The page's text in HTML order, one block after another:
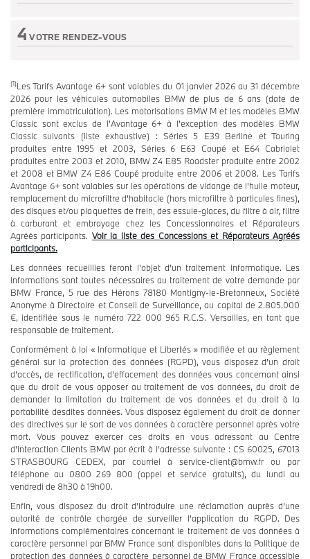
4 VOTRE RENDEZ-VOUS
(1)Les Tarifs Avantage 6+ sont valables du 01 janvier 2026 au 31 décembre
2026 pour les véhicules automobiles BMW de plus de 6 ans (date de
première immatriculation). Les motorisations BMW M et les modèles BMW
Classic sont exclus de l’Avantage 6+ à l’exception des modèles BMW
Classic suivants (liste exhaustive) : Séries 5 E39 Berline et Touring
produites entre 1995 et 2003, Séries 6 E63 Coupé et E64 Cabriolet
produites entre 2003 et 2010, BMW Z4 E85 Roadster produite entre 2002
et 2008 et BMW Z4 E86 Coupé produite entre 2006 et 2008. Les Tarifs
Avantage 6+ sont valables sur les opérations de vidange de l’huile moteur,
remplacement du microfiltre d’habitacle (hors microfiltre à particules fines),
des disques et/ou plaquettes de frein, des essuie-glaces, du filtre à air, filtre
à carburant et embrayage chez les Concessionnaires et Réparateurs
Agréés participants. Voir la liste des Concessions et Réparateurs Agréés
participants.
Les données recueillies feront l'objet d'un traitement informatique. Les
informations sont toutes nécessaires au traitement de votre demande par
BMW France, 5 rue des Hérons 78180 Montigny-le-Bretonneux, Société
Anonyme à Directoire et Conseil de Surveillance, au capital de 2.805.000
€, identifiée sous le numéro 722 000 965 R.C.S. Versailles, en tant que
responsable de traitement.
Conformément à loi « Informatique et Libertés » modifiée et au règlement
général sur la protection des données (RGPD), vous disposez d’un droit
d’accès, de rectification, d’effacement des données vous concernant ainsi
que du droit de vous opposer au traitement de vos données, du droit de
demander la limitation du traitement de vos données et du droit à la
portabilité desdites données. Vous disposez également du droit de donner
des directives sur le sort de vos données à caractère personnel après votre
mort. Vous pouvez exercer ces droits en vous adressant au Centre
d’Interaction Clients BMW par écrit à l’adresse suivante : CS 60025, 67013
STRASBOURG CEDEX, par courriel à service-client@bmw.fr ou par
téléphone au 0800 269 800 (appel et service gratuits), du lundi au
vendredi de 8h30 à 19h00.
Enfin, vous disposez du droit d’introduire une réclamation auprès d’une
autorité de contrôle chargée de surveiller l’application du RGPD. Des
informations complémentaires concernant le traitement de vos données à
caractère personnel par BMW France sont disponibles dans la Politique de
protection des données à caractère personnel de BMW France accessible